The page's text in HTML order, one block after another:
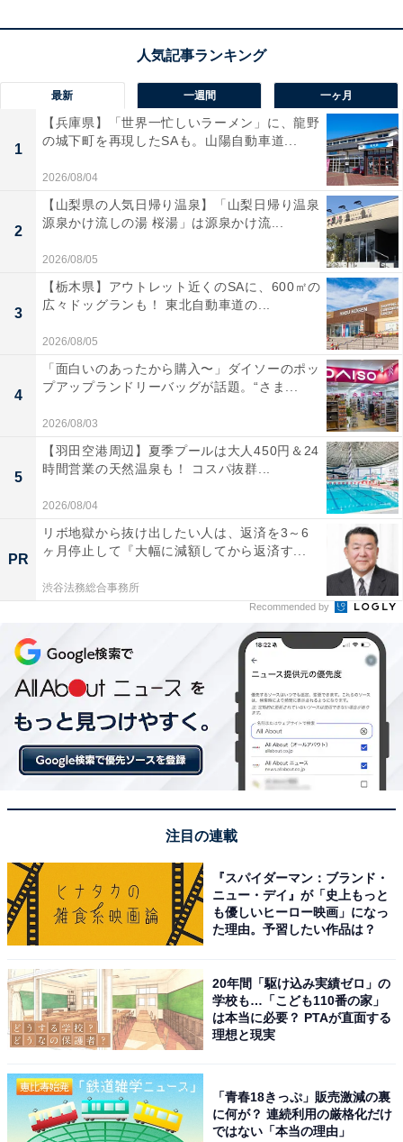
この商品のおすすめポイントは？
航空宇宙グレードのチタン合金を採用し、約34.5gの軽さ
と薄さを実現。最大3000nitsの高輝度画面は、直射日光
の下でもデータをくっきりと映し出します。通常使用で
最大14日間、GPS連続でも最大32時間持つバッテリーも
強みです。オフラインマップやゴルフナビも使え、体調
管理まで手元で完結します。
ユーザーからは「GPS精度が凄く良い」「軽くて付けて
いるのを忘れる！」と好評です。一方で、「iPhoneだと
一部機能に制限がある」という声も。本格的にスポーツ
を楽しみたい人や、充電の手間を減らしたい人は、購入
を検討してみてもよいかもしれません。
あわせて読みたい
耳を塞がない圧倒的な臨場感。Boseのオー
プンイヤーヘッドホンは新感覚のサウンド体
験を提供する大人気モデル
【今日チェックしたい】HUAWEIの人気商品5選
HUAWEI「WATCH FIT 5」
HUAWEI WATCH FIT 5 スマートウォッチ 薄型軽量 1.82
インチ大画面 2500nits高輝度 10日間ロングバッテリー ワ
ークアウト GPS内蔵 転倒検知 健康管理 心拍数 睡眠 情緒
測定 iOS/アンドロイド対応 パープル
Amazonで見る
最新 一週間 一ヶ月
1
【兵庫県】「世界一忙しいラーメン」に、龍野
の城下町を再現したSAも。山陽自動車道...
2026/08/04
2
【山梨県の人気日帰り温泉】「山梨日帰り温泉
源泉かけ流しの湯 桜湯」は源泉かけ流...
2026/08/05
3
【栃木県】アウトレット近くのSAに、600㎡の
広々ドッグランも！ 東北自動車道の...
2026/08/05
4
「面白いのあったから購入〜」ダイソーのポッ
プアップランドリーバッグが話題。“さま...
2026/08/03
5
【羽田空港周辺】夏季プールは大人450円＆24
時間営業の天然温泉も！ コスパ抜群...
2026/08/04
PR
リボ地獄から抜け出したい人は、返済を3～6
ヶ月停止して『大幅に減額してから返済す...
渋谷法務総合事務所
Recommended by
注目の連載
『スパイダーマン：ブランド・
ニュー・デイ』が「史上もっと
も優しいヒーロー映画」になっ
た理由。予習したい作品は？
20年間「駆け込み実績ゼロ」の
学校も…「こども110番の家」
は本当に必要？ PTAが直面する
理想と現実
「青春18きっぷ」販売激減の裏
に何が？ 連続利用の厳格化だけ
ではない「本当の理由」